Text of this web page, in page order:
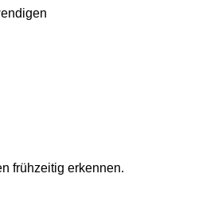
frühzeitig erkennen.